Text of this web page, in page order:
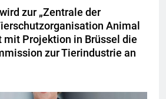
zur „Zentrale der
Animal
mit Projektion in Brüssel die
zur Tierindustrie an